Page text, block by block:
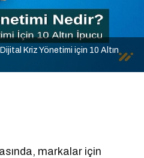
Kriz Yönetimi için 10 Altın
markalar için